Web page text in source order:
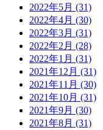
2022年5月 (31)
2022年4月 (30)
2022年3月 (31)
2022年2月 (28)
2022年1月 (31)
2021年12月 (31)
2021年11月 (30)
2021年10月 (31)
2021年9月 (30)
2021年8月 (31)